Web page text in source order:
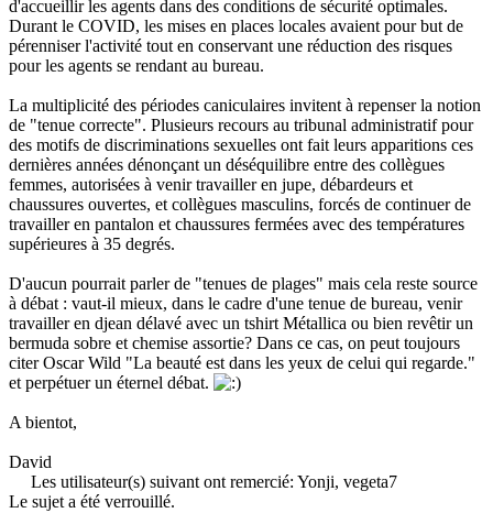
d'accueillir les agents dans des conditions de sécurité optimales.
Durant le COVID, les mises en places locales avaient pour but de
pérenniser l'activité tout en conservant une réduction des risques
pour les agents se rendant au bureau.
La multiplicité des périodes caniculaires invitent à repenser la notion
de "tenue correcte". Plusieurs recours au tribunal administratif pour
des motifs de discriminations sexuelles ont fait leurs apparitions ces
dernières années dénonçant un déséquilibre entre des collègues
femmes, autorisées à venir travailler en jupe, débardeurs et
chaussures ouvertes, et collègues masculins, forcés de continuer de
travailler en pantalon et chaussures fermées avec des températures
supérieures à 35 degrés.
D'aucun pourrait parler de "tenues de plages" mais cela reste source
à débat : vaut-il mieux, dans le cadre d'une tenue de bureau, venir
travailler en djean délavé avec un tshirt Métallica ou bien revêtir un
bermuda sobre et chemise assortie? Dans ce cas, on peut toujours
citer Oscar Wild "La beauté est dans les yeux de celui qui regarde."
et perpétuer un éternel débat.
A bientot,
David
Les utilisateur(s) suivant ont remercié: Yonji, vegeta7
Le sujet a été verrouillé.